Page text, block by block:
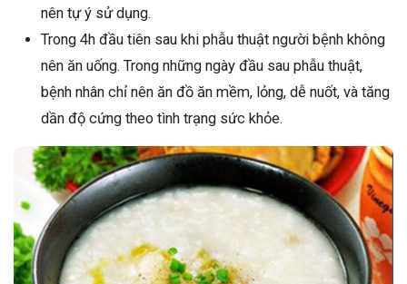
nên tự ý sử dụng.
Trong 4h đầu tiên sau khi phẫu thuật người bệnh không
nên ăn uống. Trong những ngày đầu sau phẫu thuật,
bệnh nhân chỉ nên ăn đồ ăn mềm, lỏng, dễ nuốt, và tăng
dần độ cứng theo tình trạng sức khỏe.